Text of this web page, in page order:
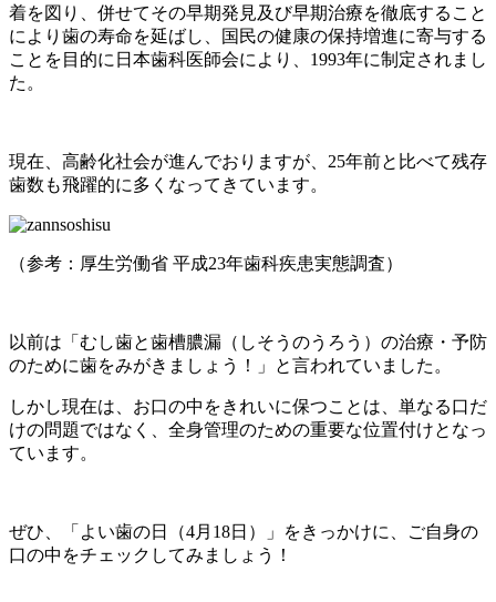
着を図り、併せてその早期発見及び早期治療を徹底すること
により歯の寿命を延ばし、国民の健康の保持増進に寄与する
ことを目的に日本歯科医師会により、1993年に制定されまし
た。
現在、高齢化社会が進んでおりますが、25年前と比べて残存
歯数も飛躍的に多くなってきています。
（参考：厚生労働省 平成23年歯科疾患実態調査）
以前は「むし歯と歯槽膿漏（しそうのうろう）の治療・予防
のために歯をみがきましょう！」と言われていました。
しかし現在は、お口の中をきれいに保つことは、単なる口だ
けの問題ではなく、全身管理のための重要な位置付けとなっ
ています。
ぜひ、「よい歯の日（4月18日）」をきっかけに、ご自身の
口の中をチェックしてみましょう！